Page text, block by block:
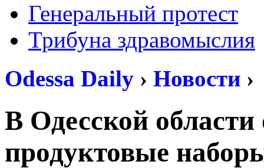
Генеральный протест
Трибуна здравомыслия
Odessa Daily › Новости ›
В Одесской области
продуктовые